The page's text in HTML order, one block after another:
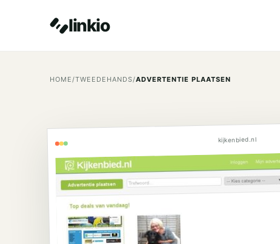
linkio
HOME/TWEEDEHANDS/ADVERTENTIE PLAATSEN
kijkenbied.nl